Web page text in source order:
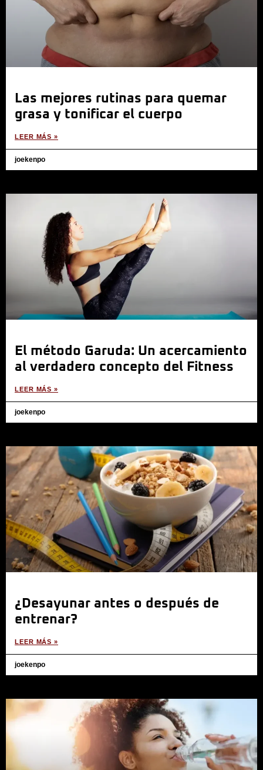
Las mejores rutinas para quemar
grasa y tonificar el cuerpo
LEER MÁS »
joekenpo
El método Garuda: Un acercamiento
al verdadero concepto del Fitness
LEER MÁS »
joekenpo
¿Desayunar antes o después de
entrenar?
LEER MÁS »
joekenpo